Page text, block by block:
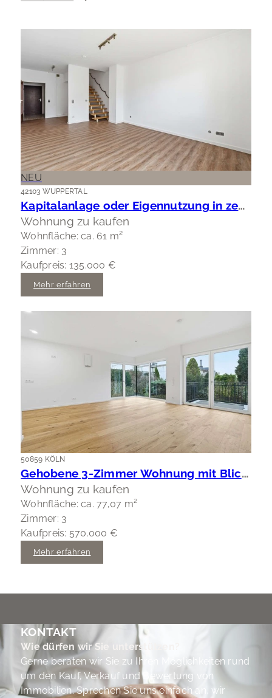
NEU
42103 WUPPERTAL
Kapitalanlage oder Eigennutzung in zentraler Lage Wuppertal-Elberfeld
Wohnung zu kaufen
Wohnfläche: ca. 61 m²
Zimmer: 3
Kaufpreis: 135.000 €
Mehr erfahren
50859 KÖLN
Gehobene 3-Zimmer Wohnung mit Blick ins Grüne
Wohnung zu kaufen
Wohnfläche: ca. 77,07 m²
Zimmer: 3
Kaufpreis: 570.000 €
Mehr erfahren
KONTAKT
Wie dürfen wir Sie unterstützen?
Gerne beraten wir Sie zu Ihren Möglichkeiten rund
um den Kauf, Verkauf und Bewertung von
Immobilien. Sprechen Sie uns einfach an, wir